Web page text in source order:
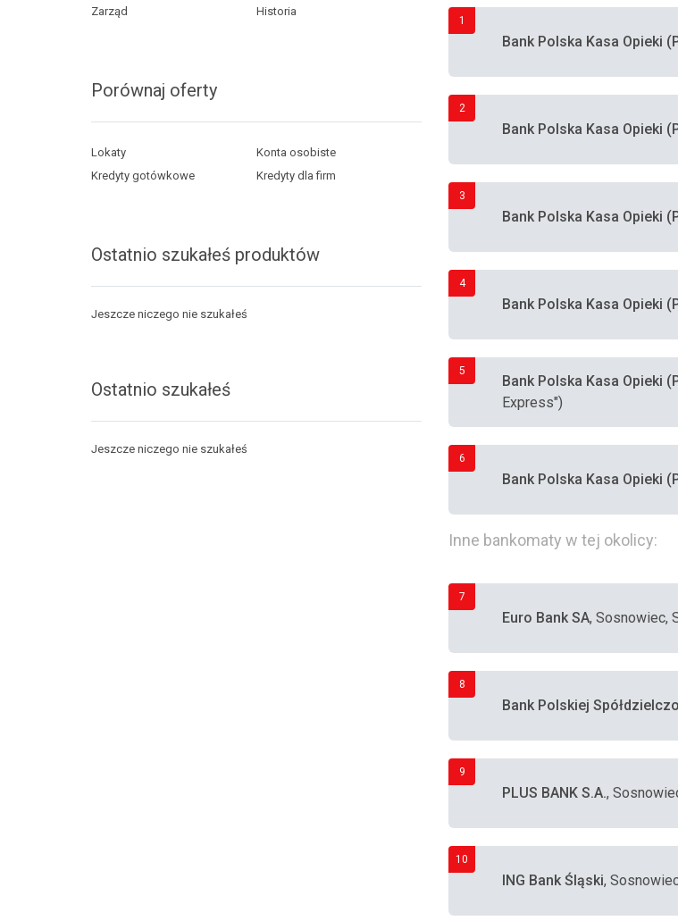
Zarząd
Historia
Porównaj oferty
Lokaty
Konta osobiste
Kredyty gotówkowe
Kredyty dla firm
Ostatnio szukałeś produktów
Jeszcze niczego nie szukałeś
Ostatnio szukałeś
Jeszcze niczego nie szukałeś
1
Bank Polska Kasa Opieki
2
Bank Polska Kasa Opieki
3
Bank Polska Kasa Opieki
4
Bank Polska Kasa Opieki
5
Bank Polska Kasa Opieki
Express")
6
Bank Polska Kasa Opieki
Inne bankomaty w tej okolicy:
7
Euro Bank SA, Sosnowiec,
8
Bank Polskiej
9
PLUS BANK S.A.,
10
ING Bank Śląski,